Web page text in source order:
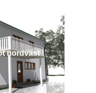
nordväst